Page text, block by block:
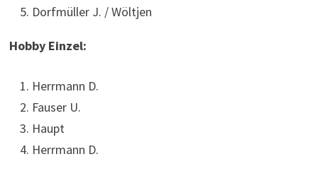
Dorfmüller J. / Wöltjen
Hobby Einzel:
Herrmann D.
Fauser U.
Haupt
Herrmann D.